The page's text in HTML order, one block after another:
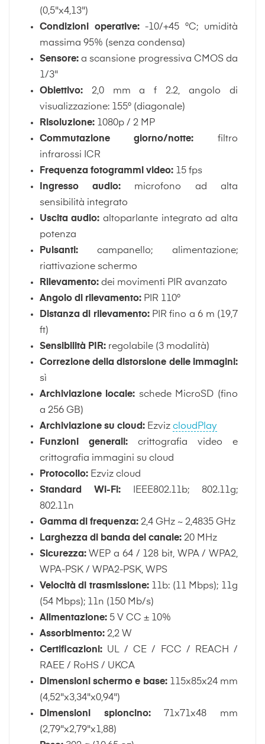
(0,5"x4,13")
Condizioni operative:-10/+45 °C; umidità
massima 95% (senza condensa)
Sensore:a scansione progressiva CMOS da
1/3"
Obiettivo: 2,0 mm a f 2.2, angolo di
visualizzazione: 155° (diagonale)
Risoluzione:1080p / 2 MP
Commutazione giorno/notte: filtro
infrarossi ICR
Frequenza fotogrammi video:15 fps
Ingresso audio: microfono ad alta
sensibilità integrato
Uscita audio: altoparlante integrato ad alta
potenza
Pulsanti:campanello; alimentazione;
riattivazione schermo
Rilevamento: dei movimenti PIR avanzato
Angolo di rilevamento:PIR 110°
Distanza di rilevamento:PIR fino a 6 m (19,7
ft)
Sensibilità PIR:regolabile (3 modalità)
Correzione della distorsione delle immagini:
sì
Archiviazione locale: schede MicroSD (fino
a 256 GB)
Archiviazione su cloud:Ezviz cloudPlay
Funzioni generali:crittografia video e
crittografia immagini su cloud
Protocollo:Ezviz cloud
Standard Wi-Fi:IEEE802.11b; 802.11g;
802.11n
Gamma di frequenza: 2,4 GHz ~ 2,4835 GHz
Larghezza di banda del canale:20 MHz
Sicurezza:WEP a 64 / 128 bit, WPA / WPA2,
WPA-PSK / WPA2-PSK, WPS
Velocità di trasmissione:11b: (11 Mbps); 11g
(54 Mbps); 11n (150 Mb/s)
Alimentazione: 5 V CC ± 10%
Assorbimento:2,2 W
Certificazioni: UL / CE / FCC / REACH /
RAEE / RoHS / UKCA
Dimensioni schermo e base: 115x85x24 mm
(4,52"x3,34"x0,94")
Dimensioni spioncino:71x71x48 mm
(2,79"x2,79"x1,88)